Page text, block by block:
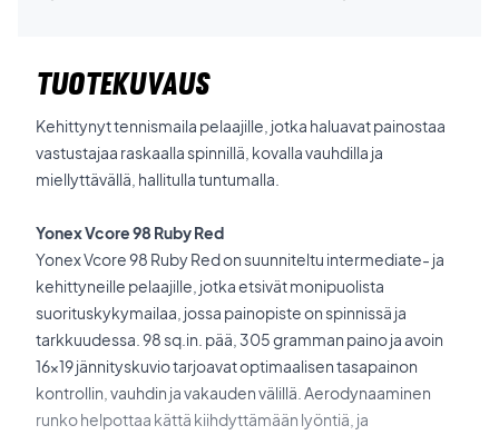
TUOTEKUVAUS
Kehittynyt tennismaila pelaajille, jotka haluavat painostaa
vastustajaa raskaalla spinnillä, kovalla vauhdilla ja
miellyttävällä, hallitulla tuntumalla.
Yonex Vcore 98 Ruby Red
Yonex Vcore 98 Ruby Red on suunniteltu intermediate- ja
kehittyneille pelaajille, jotka etsivät monipuolista
suorituskykymailaa, jossa painopiste on spinnissä ja
tarkkuudessa. 98 sq.in. pää, 305 gramman paino ja avoin
16x19 jännityskuvio tarjoavat optimaalisen tasapainon
kontrollin, vauhdin ja vakauden välillä. Aerodynaaminen
runko helpottaa kättä kiihdyttämään lyöntiä, ja